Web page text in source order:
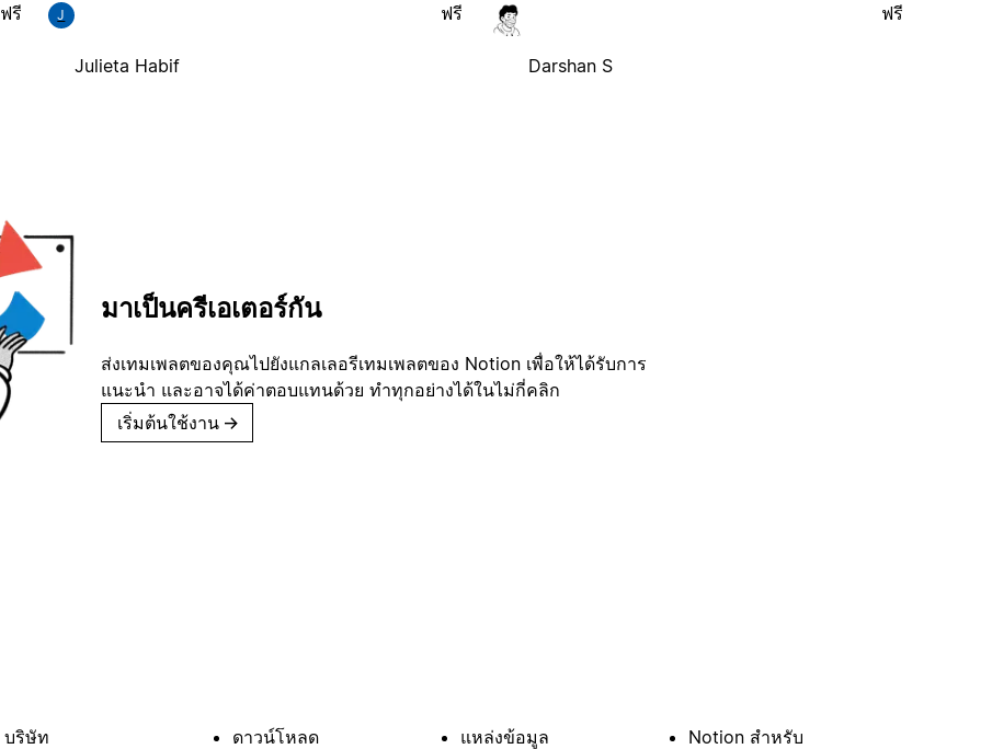
ฟรี J
Julieta Habif
ฟรี
Darshan S
ฟรี
มาเป็นครีเอเตอร์กัน
ส่งเทมเพลตของคุณไปยังแกลเลอรีเทมเพลตของ Notion เพื่อให้ได้รับการ
แนะนำ และอาจได้ค่าตอบแทนด้วย ทำทุกอย่างได้ในไม่กี่คลิก
เริ่มต้นใช้งาน →
บริษัท
ดาวน์โหลด
แหล่งข้อมูล
Notion สำหรับ